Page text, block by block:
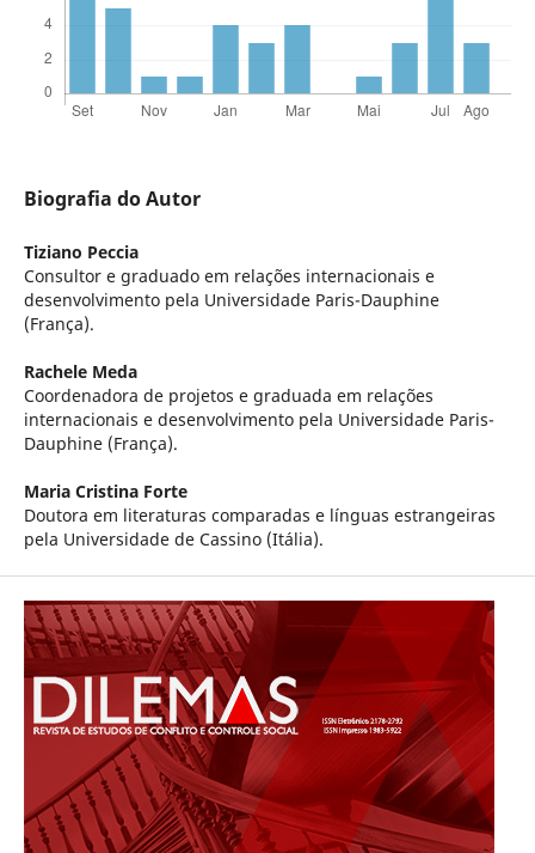
Biografia do Autor
Tiziano Peccia
Consultor e graduado em relações internacionais e
desenvolvimento pela Universidade Paris-Dauphine
(França).
Rachele Meda
Coordenadora de projetos e graduada em relações
internacionais e desenvolvimento pela Universidade Paris-
Dauphine (França).
Maria Cristina Forte
Doutora em literaturas comparadas e línguas estrangeiras
pela Universidade de Cassino (Itália).